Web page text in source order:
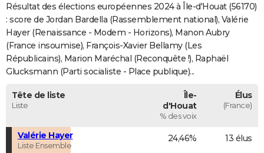
COPAINS D'AVANT
S'inscrire
Se connecter
Lycées
Collèges
Primaires
Universités
Entreprises
Service militaire
Avis de recherche
AVIS DE DÉCÈS
FORUM
Résultat des élections européennes 2024 à Île-d'Houat (56170)
: score de Jordan Bardella (Rassemblement national), Valérie
Hayer (Renaissance - Modem - Horizons), Manon Aubry
(France insoumise), François-Xavier Bellamy (Les
Républicains), Marion Maréchal (Reconquête !), Raphaël
Glucksmann (Parti socialiste - Place publique)...
Tête de liste
Liste
Île-
d'Houat
% des voix
Élus
(France)
Valérie Hayer
Liste Ensemble
24,46% 13 élus